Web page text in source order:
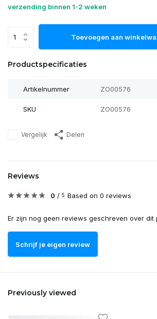
verzending binnen 1-2 weken
Toevoegen aan
Productspecificaties
Artikelnummer ZO00576
SKU ZO00576
Vergelijk Delen
Reviews
0 / 5 Based on 0 reviews
Er zijn nog geen reviews geschreven over dit
Schrijf je eigen review
Previously viewed